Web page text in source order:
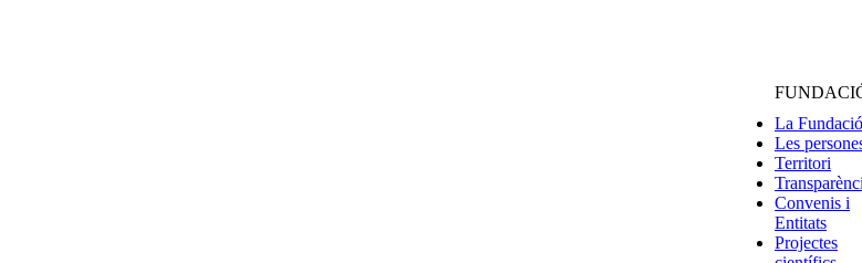
La Fundació
Les
Territori
Convenis i
Entitats
Projectes